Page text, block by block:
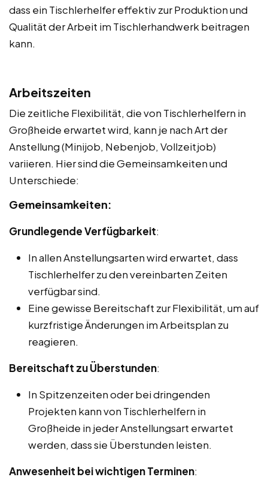
dass ein Tischlerhelfer effektiv zur Produktion und
Qualität der Arbeit im Tischlerhandwerk beitragen
kann.
Arbeitszeiten
Die zeitliche Flexibilität, die von Tischlerhelfern in
Großheide erwartet wird, kann je nach Art der
Anstellung (Minijob, Nebenjob, Vollzeitjob)
variieren. Hier sind die Gemeinsamkeiten und
Unterschiede:
Gemeinsamkeiten:
Grundlegende Verfügbarkeit:
In allen Anstellungsarten wird erwartet, dass
Tischlerhelfer zu den vereinbarten Zeiten
verfügbar sind.
Eine gewisse Bereitschaft zur Flexibilität, um auf
kurzfristige Änderungen im Arbeitsplan zu
reagieren.
Bereitschaft zu Überstunden:
In Spitzenzeiten oder bei dringenden
Projekten kann von Tischlerhelfern in
Großheide in jeder Anstellungsart erwartet
werden, dass sie Überstunden leisten.
Anwesenheit bei wichtigen Terminen: